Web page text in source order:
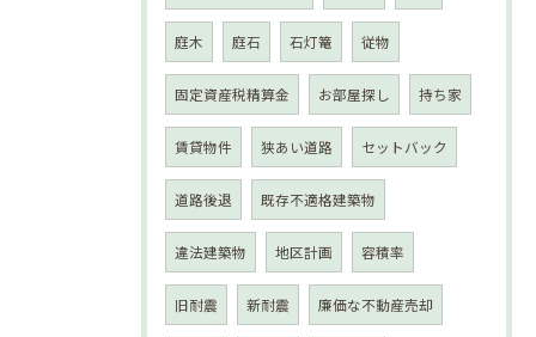
庭木 庭石 石灯篭 従物
固定資産税精算金 お部屋探し 持ち家
賃貸物件 狭あい道路 セットバック
道路後退 既存不適格建築物
違法建築物 地区計画 容積率
旧耐震 新耐震 廉価な不動産売却